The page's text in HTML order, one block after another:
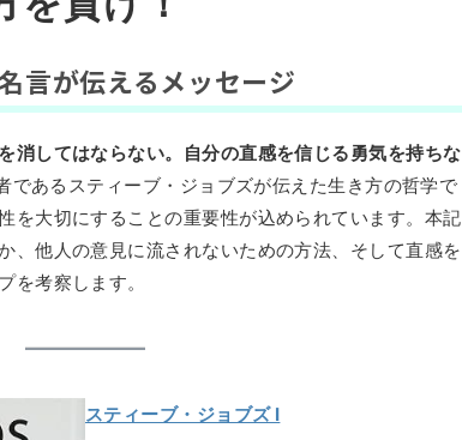
言が伝えるメッセージ
消してはならない。自分の直感を信じる勇気を持ちな
であるスティーブ・ジョブズが伝えた生き方の哲学で
を大切にすることの重要性が込められています。本記
、他人の意見に流されないための方法、そして直感を
を考察します。
スティーブ・ジョブズ I